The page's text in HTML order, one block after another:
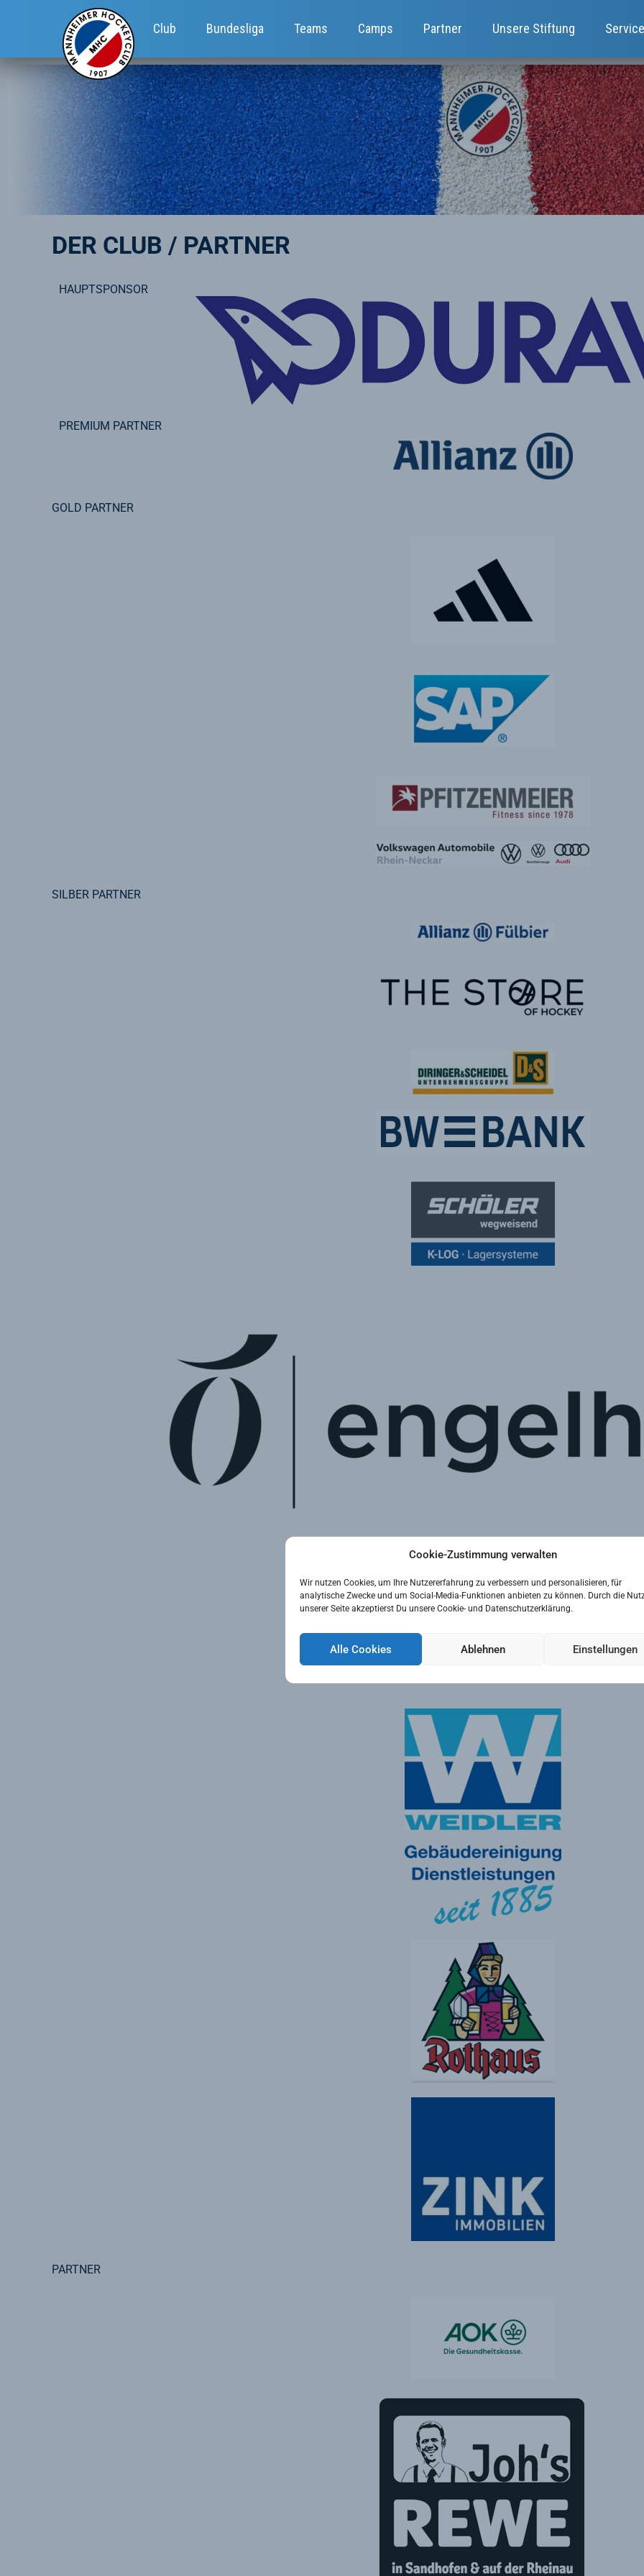
Cookie-Zustimmung verwalten
Wir nutzen Cookies, um Ihre Nutzererfahrung zu verbessern und personalisieren, für
analytische Zwecke und um Social-Media-Funktionen anbieten zu können. Durch die
unserer Seite akzeptierst Du unsere Cookie- und Datenschutzerklärung.
Alle Cookies Ablehnen Einstellungen
Club Bundesliga Teams Camps Partner Unsere Stiftung Service
DER CLUB / PARTNER
HAUPTSPONSOR
PREMIUM PARTNER
GOLD PARTNER
SILBER PARTNER
PARTNER